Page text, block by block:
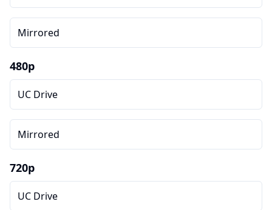
Mirrored
480p
UC Drive
Mirrored
720p
UC Drive